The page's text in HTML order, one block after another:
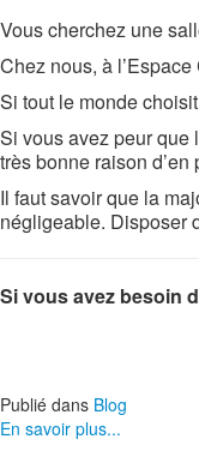
Vous cherchez une
Chez nous, à
Si tout le monde
Si vous avez peur que
très bonne raison d’en
Il faut savoir que la
négligeable. Disposer
Si vous avez besoin
Publié dans Blog
En savoir plus...